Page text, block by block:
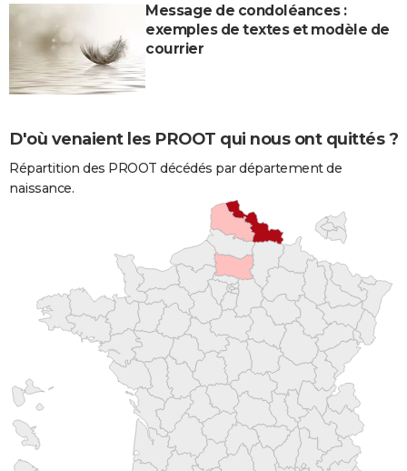
Message de condoléances :
exemples de textes et modèle de
courrier
D'où venaient les PROOT qui nous ont quittés ?
Répartition des PROOT décédés par département de
naissance.